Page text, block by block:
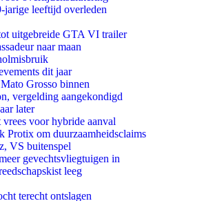
jarige leeftijd overleden
uitgebreide GTA VI trailer
naar maan
dit jaar
Grosso binnen
vergelding aangekondigd
later
voor hybride aanval
Protix om duurzaamheidsclaims
VS buitenspel
gevechtsvliegtuigen in
leeg
terecht ontslagen